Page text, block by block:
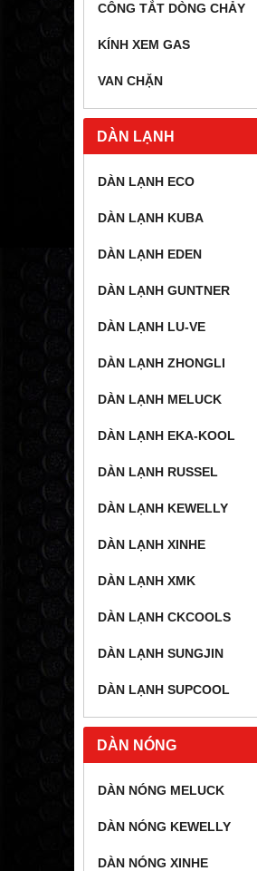
CÔNG TẮT DÒNG CHẢY
KÍNH XEM GAS
VAN CHẶN
DÀN LẠNH
DÀN LẠNH ECO
DÀN LẠNH KUBA
DÀN LẠNH EDEN
DÀN LẠNH GUNTNER
DÀN LẠNH LU-VE
DÀN LẠNH ZHONGLI
DÀN LẠNH MELUCK
DÀN LẠNH EKA-KOOL
DÀN LẠNH RUSSEL
DÀN LẠNH KEWELLY
DÀN LẠNH XINHE
DÀN LẠNH XMK
DÀN LẠNH CKCOOLS
DÀN LẠNH SUNGJIN
DÀN LẠNH SUPCOOL
DÀN NÓNG
DÀN NÓNG MELUCK
DÀN NÓNG KEWELLY
DÀN NÓNG XINHE